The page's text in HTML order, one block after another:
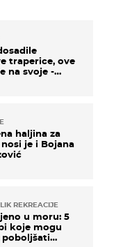
traperice, ove
na svoje -
haljina za
je i Bojana
REKREACIJE
u moru: 5
koje mogu